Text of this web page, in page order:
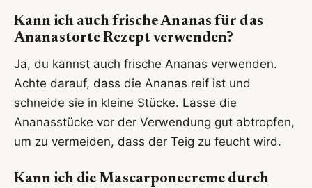
Kann ich auch frische Ananas für das
Ananastorte Rezept verwenden?
Ja, du kannst auch frische Ananas verwenden.
Achte darauf, dass die Ananas reif ist und
schneide sie in kleine Stücke. Lasse die
Ananasstücke vor der Verwendung gut abtropfen,
um zu vermeiden, dass der Teig zu feucht wird.
Kann ich die Mascarponecreme durch